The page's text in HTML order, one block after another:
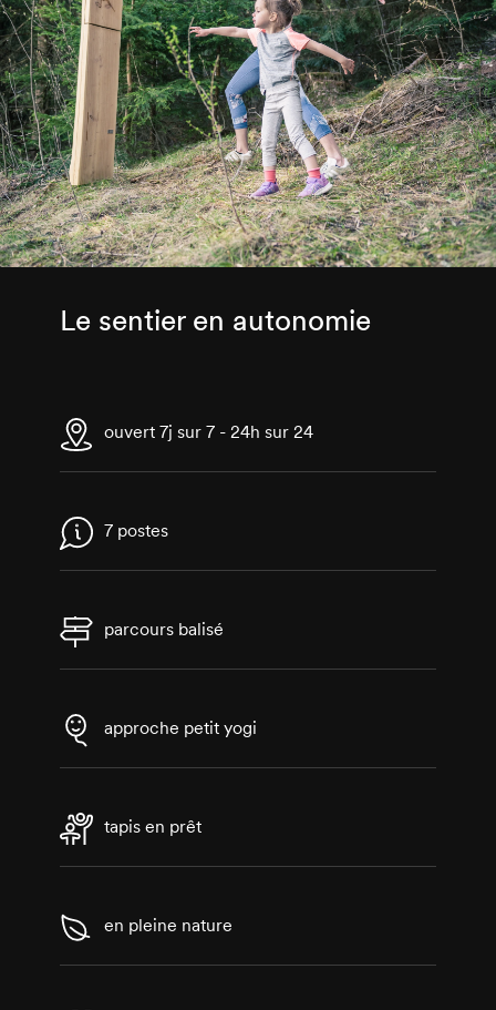
Le sentier en autonomie
ouvert 7j sur 7 - 24h sur 24
7 postes
parcours balisé
approche petit yogi
tapis en prêt
en pleine nature